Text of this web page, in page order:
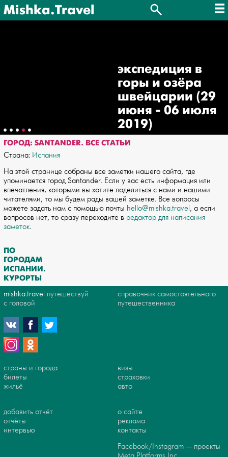
Mishka.Travel
экспедиция в
горы и озёра
швейцарии (29
июня - 06 июля
2019)
ГОРОД: SANTANDER. ВСЕ СТАТЬИ
Страна: Испания
На этой странице собраны все заметки нашего сайта, где
упоминается город Santander. Если у вас есть информация или
впечатления, которыми вы хотите поделиться с нами и нашими
читателями, то мы будем рады вашей заметке. Все вопросы
можете задать нам с помощью почты hello@mishka.travel, а если
вопросов нет, то сразу переходите в редактор для написания
заметок.
ПО
ГОРОДАМ
ИСПАНИИ.
КУРОРТЫ
mishka.travel путешествуй
с головой
справочник самостоятельного
путешественника
страны и города
билеты
жильё
визы
страховки
авто
добавить отчёт
отчёты
интервью
о сайте
реклама
контакты
Facebook/Instagram — проекты